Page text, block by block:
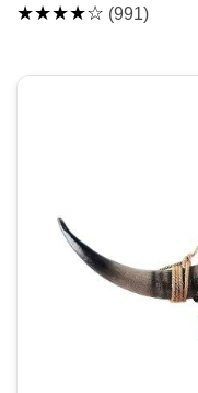
★★★★☆ (991)